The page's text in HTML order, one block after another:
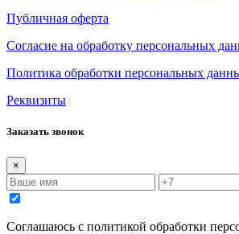
Публичная оферта
Согласие на обработку персональных
Политика обработки персональных
Реквизиты
Заказать звонок
×
Соглашаюсь с политикой обработки